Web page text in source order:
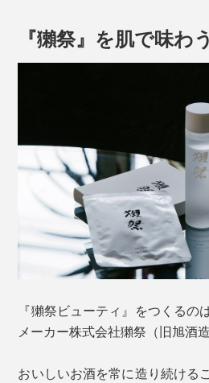
は、そんな特別な酒粕エキスを
の水分と油分のバランスを繊細
肌に必要なもののみを厳選し、
ベタつくことなく、１本でしっ
タノール、パラベン、香料、鉱
せん。
これ塗る必要なし。乾燥が気に
を重ねづけすると効果的です。
オイルが入っているのに、水分
『獺祭』を肌で味わう
『獺祭ビューティ』をつくるの
メーカー株式会社獺祭（旧旭酒造
おいしいお酒を常に造り続ける